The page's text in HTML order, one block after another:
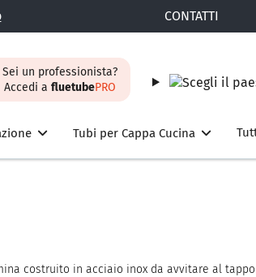
CONTATTI
Sei un professionista?
Accedi a fluetubePRO
Tubi per Cappa Cucina
costruito in acciaio inox da avvitare al